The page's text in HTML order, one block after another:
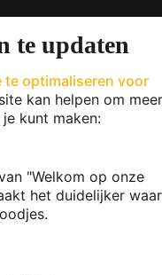
te updaten
te optimaliseren voor
kan helpen om meer
kunt maken:
"Welkom op onze
het duidelijker waar